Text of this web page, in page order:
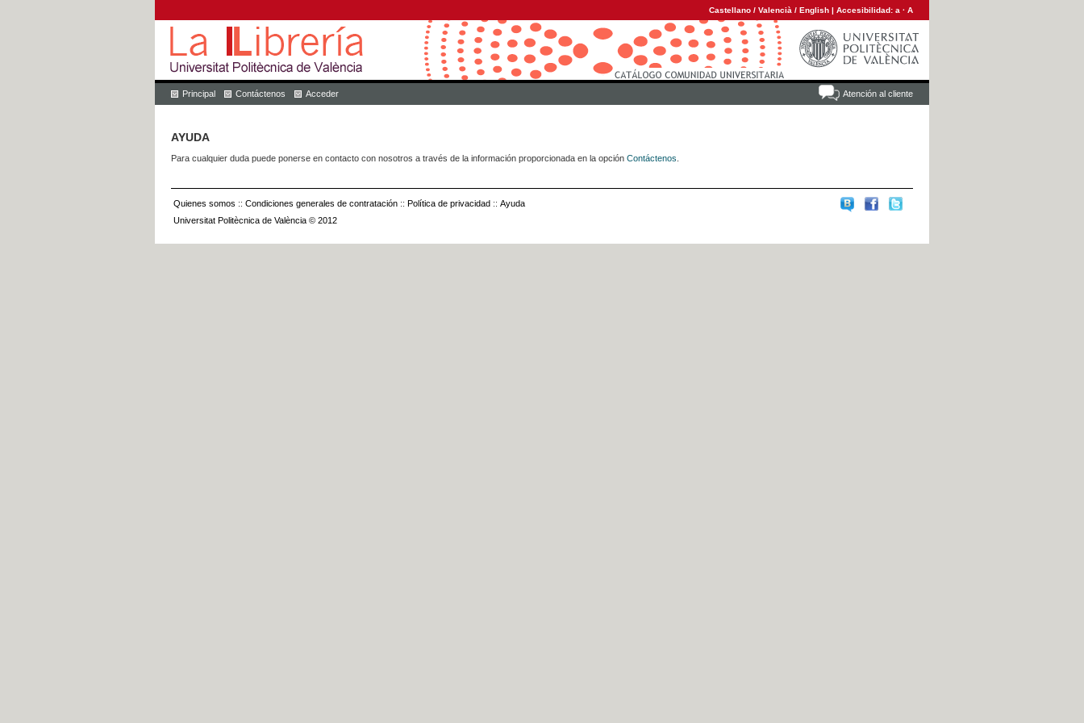
Castellano / Valencià / English | Accesibilidad: a · A
Atención al cliente
Principal Contáctenos Acceder
AYUDA
Para cualquier duda puede ponerse en contacto con nosotros a través de la información proporcionada en la opción Contáctenos
Quienes somos :: Condiciones generales de contratación :: Política de privacidad :: Ayuda
Universitat Politècnica de València © 2012